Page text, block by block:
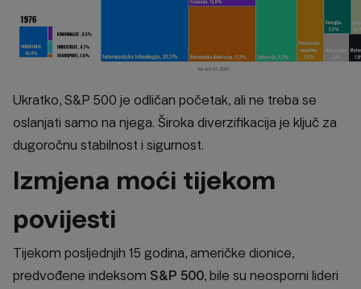
Ukratko, S&P 500 je odličan početak, ali ne treba se
oslanjati samo na njega. Široka diverzifikacija je ključ za
dugoročnu stabilnost i sigurnost.
Izmjena moći tijekom
povijesti
Tijekom posljednjih 15 godina, američke dionice,
predvođene indeksom S&P 500, bile su neosporni lideri